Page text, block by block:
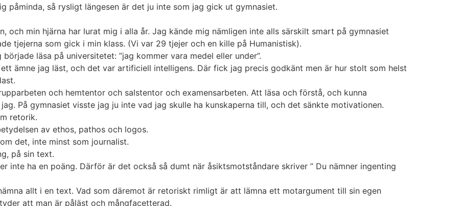
påminda, så rysligt längesen är det ju inte som jag gick ut gymnasiet.
och min hjärna har lurat mig i alla år. Jag kände mig nämligen inte alls särskilt smart på gymnasiet
tjejerna som gick i min klass. (Vi var 29 tjejer och en kille på Humanistisk).
läsa på universitetet: ”jag kommer vara medel eller under”.
ämne jag läst, och det var artificiell intelligens. Där fick jag precis godkänt men är hur stolt som helst
och hemtentor och salstentor och examensarbeten. Att läsa och förstå, och kunna
På gymnasiet visste jag ju inte vad jag skulle ha kunskaperna till, och det sänkte motivationen.
retorik.
av ethos, pathos och logos.
det, inte minst som journalist.
på sin text.
inte ha en poäng. Därför är det också så dumt när åsiktsmotståndare skriver ” Du nämner ingenting
allt i en text. Vad som däremot är retoriskt rimligt är att lämna ett motargument till sin egen
att man är påläst och mångfacetterad.